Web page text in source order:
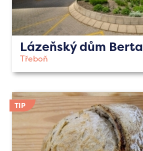
Lázeňský dům Berta
Třeboň